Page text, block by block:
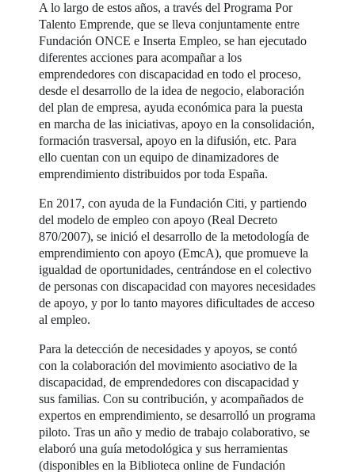
A lo largo de estos años, a través del Programa Por
Talento Emprende, que se lleva conjuntamente entre
Fundación ONCE e Inserta Empleo, se han ejecutado
diferentes acciones para acompañar a los
emprendedores con discapacidad en todo el proceso,
desde el desarrollo de la idea de negocio, elaboración
del plan de empresa, ayuda económica para la puesta
en marcha de las iniciativas, apoyo en la consolidación,
formación trasversal, apoyo en la difusión, etc. Para
ello cuentan con un equipo de dinamizadores de
emprendimiento distribuidos por toda España.
En 2017, con ayuda de la Fundación Citi, y partiendo
del modelo de empleo con apoyo (Real Decreto
870/2007), se inició el desarrollo de la metodología de
emprendimiento con apoyo (EmcA), que promueve la
igualdad de oportunidades, centrándose en el colectivo
de personas con discapacidad con mayores necesidades
de apoyo, y por lo tanto mayores dificultades de acceso
al empleo.
Para la detección de necesidades y apoyos, se contó
con la colaboración del movimiento asociativo de la
discapacidad, de emprendedores con discapacidad y
sus familias. Con su contribución, y acompañados de
expertos en emprendimiento, se desarrolló un programa
piloto. Tras un año y medio de trabajo colaborativo, se
elaboró una guía metodológica y sus herramientas
(disponibles en la Biblioteca online de Fundación